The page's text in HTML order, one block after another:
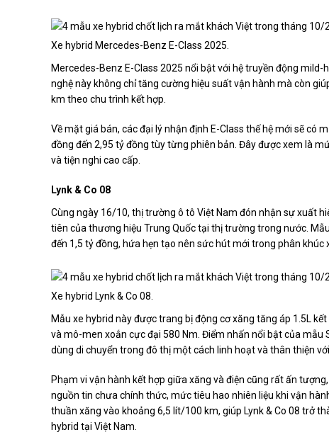
Xe hybrid Mercedes-Benz E-Class 2025.
Mercedes-Benz E-Class 2025 nổi bật với hệ truyền động
nghệ này không chỉ tăng cường hiệu suất vận hành mà còn
km theo chu trình kết hợp.
Về mặt giá bán, các đại lý nhận định E-Class thế hệ mới sẽ có
đồng đến 2,95 tỷ đồng tùy từng phiên bản. Đây được xem là
và tiện nghi cao cấp.
Lynk & Co 08
Cùng ngày 16/10, thị trường ô tô Việt Nam đón nhận sự xuất
tiên của thương hiệu Trung Quốc tại thị trường trong nước.
đến 1,5 tỷ đồng, hứa hẹn tạo nên sức hút mới trong phân khúc
Xe hybrid Lynk & Co 08.
Mẫu xe hybrid này được trang bị động cơ xăng tăng áp 1.5L
và mô-men xoắn cực đại 580 Nm. Điểm nhấn nổi bật của mẫu
dùng di chuyển trong đô thị một cách linh hoạt và thân thiện
Phạm vi vận hành kết hợp giữa xăng và điện cũng rất ấn
nguồn tin chưa chính thức, mức tiêu hao nhiên liệu khi vận
thuần xăng vào khoảng 6,5 lít/100 km, giúp Lynk & Co 08 trở
hybrid tại Việt Nam.